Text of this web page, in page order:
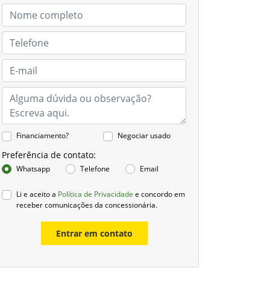
Financiamento? Negociar usado
Preferência de contato:
Whatsapp Telefone Email
Li e aceito a Política de Privacidade e concordo em
receber comunicações da concessionária.
Entrar em contato